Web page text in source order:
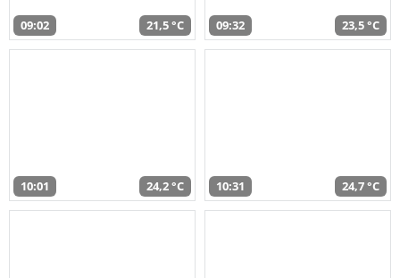
09:02 21,5 °C 09:32 23,5 °C
10:01 24,2 °C 10:31 24,7 °C